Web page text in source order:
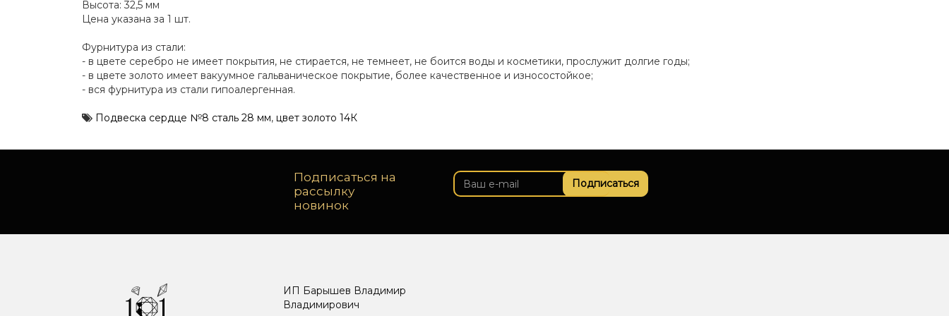
Высота: 32,5 мм
Цена указана за 1 шт.
Фурнитура из стали:
- в цвете серебро не имеет покрытия, не стирается, не темнеет, не боится воды и косметики, прослужит долгие годы;
- в цвете золото имеет вакуумное гальваническое покрытие, более качественное и износостойкое;
- вся фурнитура из стали гипоалергенная.
Подвеска сердце №8 сталь 28 мм, цвет золото 14К
Подписаться на
рассылку
новинок
Подписаться
ИП Барышев Владимир
Владимирович